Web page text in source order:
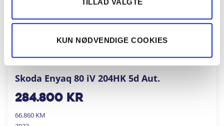
KUN NØDVENDIGE COOKIES
Skoda Enyaq 80 iV 204HK 5d Aut.
284.800kr
66.860 KM